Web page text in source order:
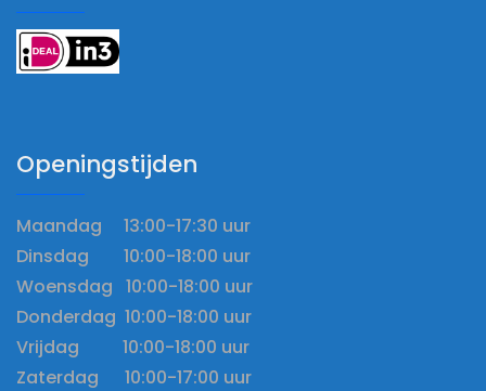
Openingstijden
Maandag 13:00-17:30 uur
Dinsdag 10:00-18:00 uur
Woensdag 10:00-18:00 uur
Donderdag 10:00-18:00 uur
Vrijdag 10:00-18:00 uur
Zaterdag 10:00-17:00 uur